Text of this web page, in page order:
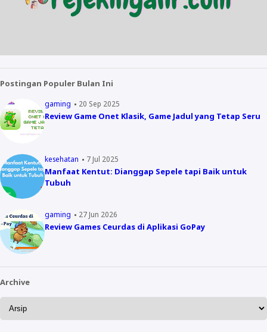
Postingan Populer Bulan Ini
gaming 20 Sep 2025
Review Game Onet Klasik, Game Jadul yang Tetap Seru
kesehatan 7 Jul 2025
Manfaat Kentut: Dianggap Sepele tapi Baik untuk
Tubuh
gaming 27 Jun 2026
Review Games Ceurdas di Aplikasi GoPay
Archive